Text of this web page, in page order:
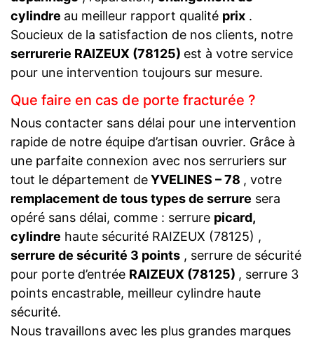
cylindre au meilleur rapport qualité prix .
Soucieux de la satisfaction de nos clients, notre
serrurerie RAIZEUX (78125) est à votre service
pour une intervention toujours sur mesure.
Que faire en cas de porte fracturée ?
Nous contacter sans délai pour une intervention
rapide de notre équipe d’artisan ouvrier. Grâce à
une parfaite connexion avec nos serruriers sur
tout le département deYVELINES – 78 , votre
remplacement de tous types de serrure sera
opéré sans délai, comme : serrure picard,
cylindre haute sécurité RAIZEUX (78125) ,
serrure de sécurité 3 points , serrure de sécurité
pour porte d’entrée RAIZEUX (78125) , serrure 3
points encastrable, meilleur cylindre haute
sécurité.
Nous travaillons avec les plus grandes marques